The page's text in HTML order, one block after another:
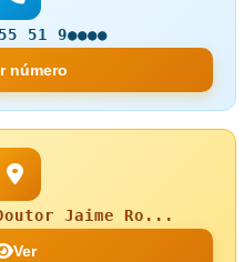
51 9●●●●
número
Jaime Ro...
Ver